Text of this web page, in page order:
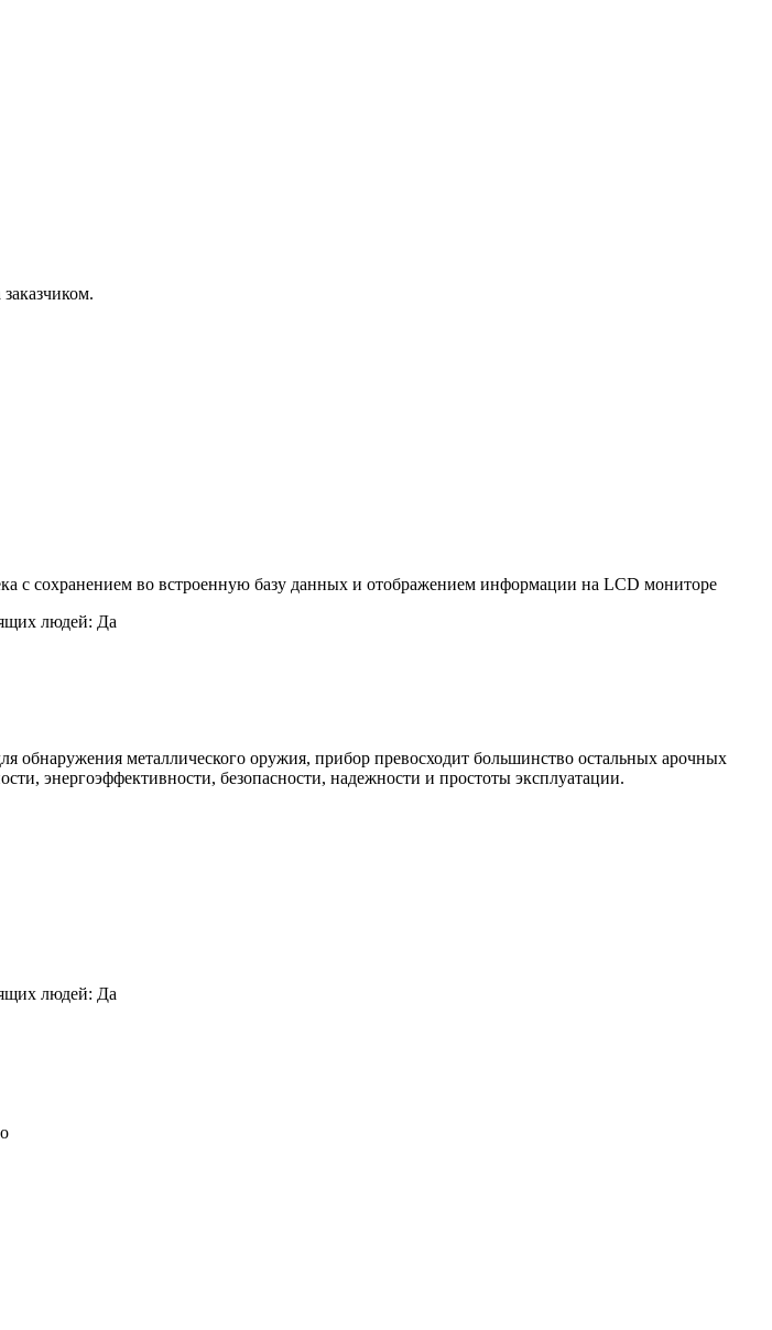
с сохранением во встроенную базу данных и отображением информации на LCD мониторе
людей: Да
металлического оружия, прибор превосходит большинство остальных арочных
энергоэффективности, безопасности, надежности и простоты эксплуатации.
людей: Да